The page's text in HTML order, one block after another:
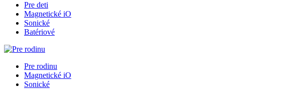
Pre deti
Magnetické iO
Sonické
Batériové
Pre rodinu
Magnetické iO
Sonické